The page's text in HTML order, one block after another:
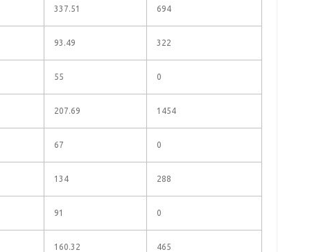
337.51 694
93.49 322
55 0
207.69 1454
67 0
134 288
91 0
160.32 465